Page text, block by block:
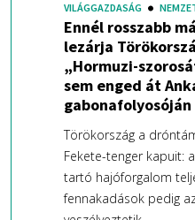
VILÁGGAZDASÁG
Ennél rosszabb
lezárja
„Hormuzi-
sem enged át
gabonafolyosóján
Törökország a
Fekete-tenger kapuit:
tartó hajóforgalom
fennakadások pedig